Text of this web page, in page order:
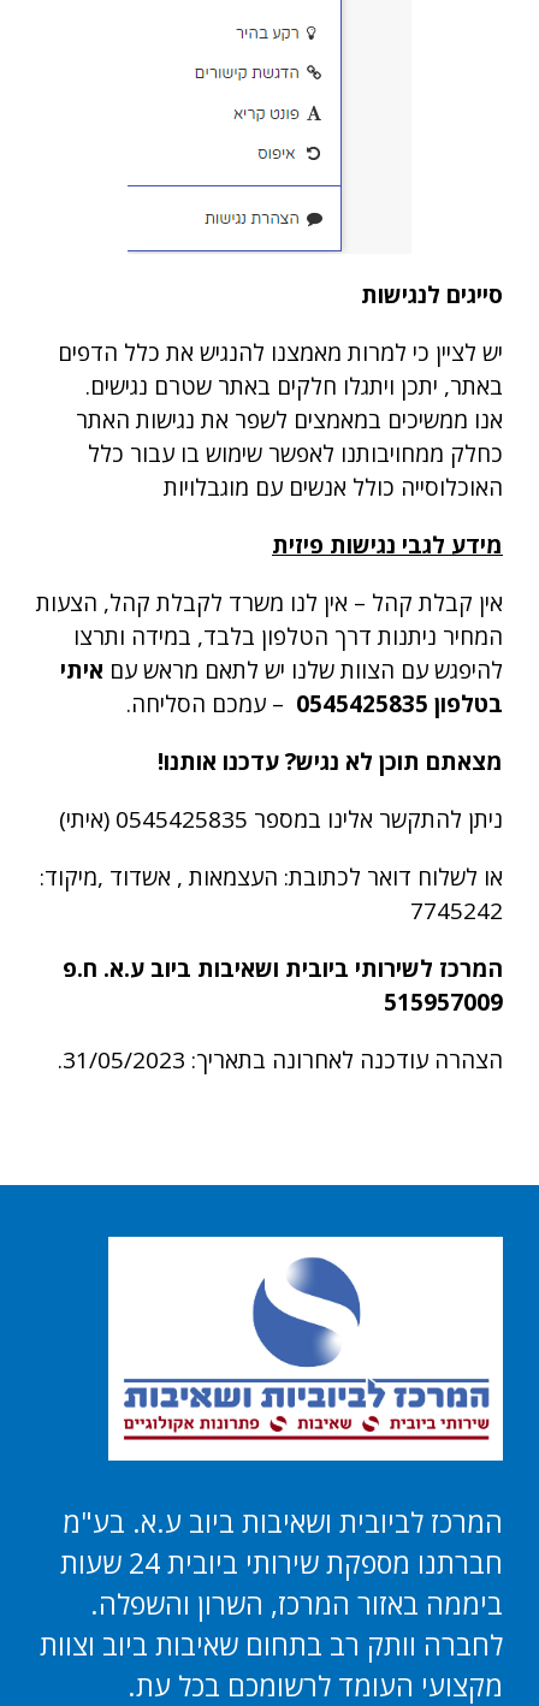
סייגים לנגישות
יש לציין כי למרות מאמצנו להנגיש את כלל הדפים
באתר, יתכן ויתגלו חלקים באתר שטרם נגישים.
אנו ממשיכים במאמצים לשפר את נגישות האתר
כחלק ממחויבותנו לאפשר שימוש בו עבור כלל
האוכלוסייה כולל אנשים עם מוגבלויות
מידע לגבי נגישות פיזית
אין קבלת קהל – אין לנו משרד לקבלת קהל, הצעות
המחיר ניתנות דרך הטלפון בלבד, במידה ותרצו
להיפגש עם הצוות שלנו יש לתאם מראש עם איתי
בטלפון 0545425835
– עמכם הסליחה.
מצאתם תוכן לא נגיש? עדכנו אותנו!
ניתן להתקשר אלינו במספר 0545425835 (איתי)
או לשלוח דואר לכתובת: העצמאות , אשדוד ,מיקוד:
7745242
המרכז לשירותי ביובית ושאיבות ביוב ע.א. ח.פ
515957009
הצהרה עודכנה לאחרונה בתאריך: 31/05/2023.
המרכז לביובית ושאיבות ביוב ע.א. בע"מ
חברתנו מספקת שירותי ביובית 24 שעות
ביממה באזור המרכז, השרון והשפלה.
לחברה וותק רב בתחום שאיבות ביוב וצוות
מקצועי העומד לרשומכם בכל עת.